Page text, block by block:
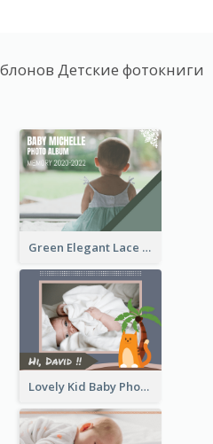
Детские фотокниги
Green Elegant Lace Baby Photo Book
Lovely Kid Baby Photo Book